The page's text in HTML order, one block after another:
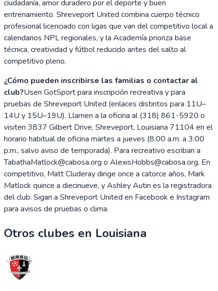
ciudadanía, amor duradero por el deporte y buen
entrenamiento. Shreveport United combina cuerpo técnico
profesional licenciado con ligas que van del competitivo local a
calendarios NPL regionales, y la Academía prioriza base
técnica, creatividad y fútbol reducido antes del salto al
competitivo pleno.
¿Cómo pueden inscribirse las familias o contactar al
club?Usen GotSport para inscripción recreativa y para
pruebas de Shreveport United (enlaces distintos para 11U–
14U y 15U–19U). Llamen a la oficina al (318) 861-5920 o
visiten 3837 Gilbert Drive, Shreveport, Louisiana 71104 en el
horario habitual de oficina martes a jueves (8:00 a.m. a 3:00
p.m., salvo aviso de temporada). Para recreativo escriban a
TabathaMatlock@cabosa.org o AlexisHobbs@cabosa.org. En
competitivo, Matt Cluderay dirige once a catorce años, Mark
Matlock quince a diecinueve, y Ashley Autin es la registradora
del club. Sigan a Shreveport United en Facebook e Instagram
para avisos de pruebas o clima.
Otros clubes en Louisiana